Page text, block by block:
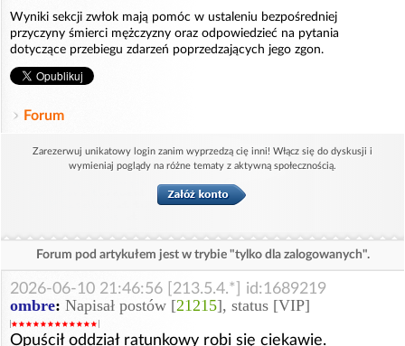
Wyniki sekcji zwłok mają pomóc w ustaleniu bezpośredniej
przyczyny śmierci mężczyzny oraz odpowiedzieć na pytania
dotyczące przebiegu zdarzeń poprzedzających jego zgon.
Forum
Zarezerwuj unikatowy login zanim wyprzedzą cię inni! Włącz się do dyskusji i
wymieniaj poglądy na różne tematy z aktywną społecznością.
Forum pod artykułem jest w trybie "tylko dla zalogowanych".
2026-06-10 21:46:56 [213.5.4.*] id:1689219
ombre: Napisał postów [21215], status [VIP]
Opuścił oddział ratunkowy robi się ciekawie.